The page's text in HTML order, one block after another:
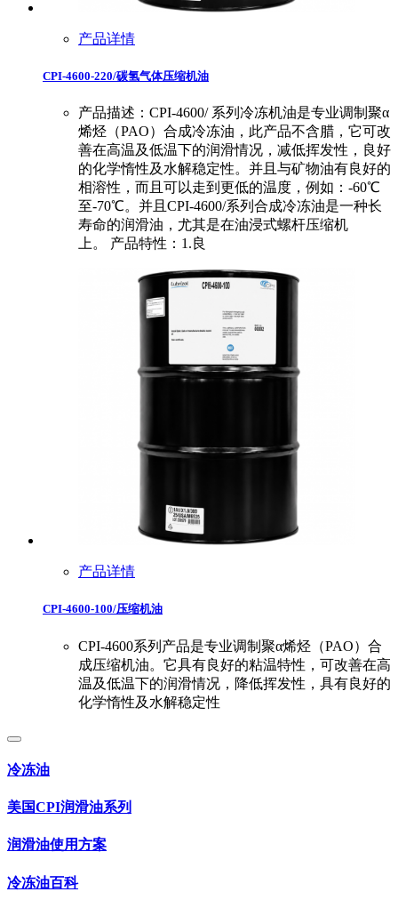
产品详情
CPI-4600-220/碳氢气体压缩机油
产品描述：CPI-4600/ 系列冷冻机油是专业调制聚α
烯烃（PAO）合成冷冻油，此产品不含腊，它可改
善在高温及低温下的润滑情况，减低挥发性，良好
的化学惰性及水解稳定性。并且与矿物油有良好的
相溶性，而且可以走到更低的温度，例如：-60℃
至-70℃。并且CPI-4600/系列合成冷冻油是一种长
寿命的润滑油，尤其是在油浸式螺杆压缩机
上。 产品特性：1.良
产品详情
CPI-4600-100/压缩机油
CPI-4600系列产品是专业调制聚α烯烃（PAO）合
成压缩机油。它具有良好的粘温特性，可改善在高
温及低温下的润滑情况，降低挥发性，具有良好的
化学惰性及水解稳定性
冷冻油
美国CPI润滑油系列
润滑油使用方案
冷冻油百科